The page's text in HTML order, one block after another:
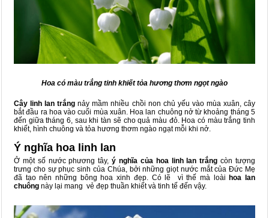
Hoa có màu trắng tinh khiết tỏa hương thơm ngọt ngào
Cây linh lan trắng nảy mầm nhiều chồi non chủ yếu vào mùa xuân, cây
bắt đầu ra hoa vào cuối mùa xuân. Hoa lan chuông nở từ khoảng tháng 5
đến giữa tháng 6, sau khi tàn sẽ cho quả màu đỏ. Hoa có màu trắng tinh
khiết, hình chuông và tỏa hương thơm ngào ngạt mỗi khi nở.
Ý nghĩa hoa linh lan
Ở một số nước phương tây,ý nghĩa của hoa linh lan trắng còn tượng
trưng cho sự phục sinh của Chúa, bởi những giọt nước mắt của Đức Mẹ
đã tạo nên những bông hoa xinh đẹp. Có lẽ vì thế mà loài hoa lan
chuông này lại mang vẻ đẹp thuần khiết và tinh tế đến vậy.